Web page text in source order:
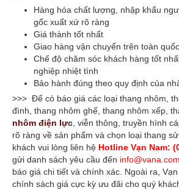
Hàng hóa chất lượng, nhập khẩu
gốc xuất xứ rõ ràng
Giá thành tốt nhất
Giao hàng vận chuyển trên toàn quốc
Chế độ chăm sóc khách hàng tốt
nghiệp nhiệt tình
Bảo hành đúng theo quy định của
>>> Để có báo giá các loại thang nhôm,
đình, thang nhôm ghế, thang nhôm xếp,
nhôm điện lực , viễn thông, truyền hình
rõ ràng về sản phẩm và chọn loại thang
khách vui lòng liên hệ Hotline Vạn Nam:
gửi danh sách yêu cầu đến
báo giá chi tiết và chính xác. Ngoài ra,
chính sách giá cực kỳ ưu đãi cho quý